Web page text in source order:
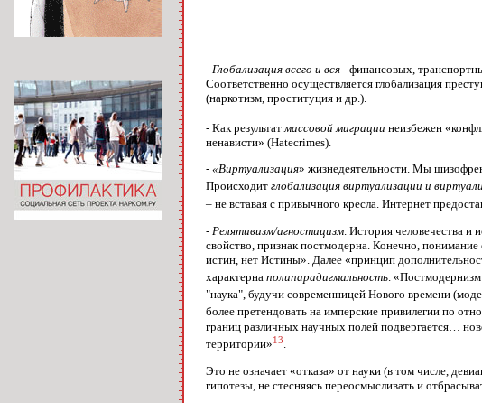
- Глобализация всего и вся - финансовых,
Соответственно осуществляется глобализация
(наркотизм, проституция и др.).
- Как результат массовой миграции неизбежен
ненависти» (Hatecrimes).
- «Виртуализация» жизнедеятельности. Мы
Происходит глобализация виртуализации и
– не вставая с привычного кресла. Интернет
- Релятивизм/агностицизм . История человечества
свойство, признак постмодерна. Конечно,
истин, нет Истины». Далее «принцип
характерна полипарадигмальность .
"наука", будучи современницей Нового времени
более претендовать на имперские привилегии по
границ различных научных полей подвергается…
территории»13.
Это не означает «отказа» от науки (в том числе,
гипотезы, не стесняясь переосмысливать и